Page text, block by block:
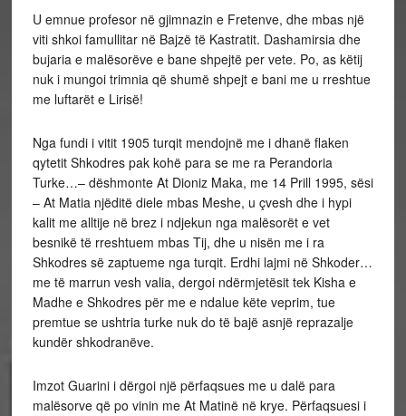
U emnue profesor në gjimnazin e Fretenve, dhe mbas një
viti shkoi famullitar në Bajzë të Kastratit. Dashamirsia dhe
bujaria e malësorëve e bane shpejtë per vete. Po, as këtij
nuk i mungoi trimnia që shumë shpejt e bani me u rreshtue
me luftarët e Lirisë!
Nga fundi i vitit 1905 turqit mendojnë me i dhanë flaken
qytetit Shkodres pak kohë para se me ra Perandoria
Turke…– dëshmonte At Dioniz Maka, me 14 Prill 1995, sësi
– At Matia njëditë diele mbas Meshe, u çvesh dhe i hypi
kalit me alltije në brez i ndjekun nga malësorët e vet
besnikë të rreshtuem mbas Tij, dhe u nisën me i ra
Shkodres së zaptueme nga turqit. Erdhi lajmi në Shkoder…
me të marrun vesh valia, dergoi ndërmjetësit tek Kisha e
Madhe e Shkodres për me e ndalue këte veprim, tue
premtue se ushtria turke nuk do të bajë asnjë reprazalje
kundër shkodranëve.
Imzot Guarini i dërgoi një përfaqsues me u dalë para
malësorve që po vinin me At Matinë në krye. Përfaqsuesi i